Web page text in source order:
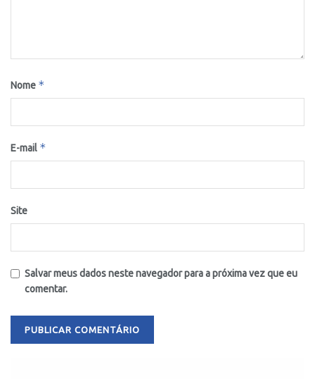
Nome *
E-mail *
Site
Salvar meus dados neste navegador para a próxima vez que eu
comentar.